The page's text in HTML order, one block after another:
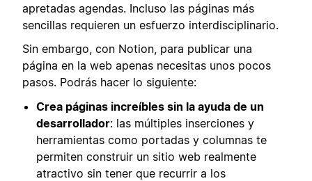
apretadas agendas. Incluso las páginas más
sencillas requieren un esfuerzo interdisciplinario.
Sin embargo, con Notion, para publicar una
página en la web apenas necesitas unos pocos
pasos. Podrás hacer lo siguiente:
Crea páginas increíbles sin la ayuda de un
desarrollador: las múltiples inserciones y
herramientas como portadas y columnas te
permiten construir un sitio web realmente
atractivo sin tener que recurrir a los